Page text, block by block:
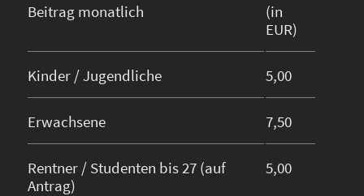
Beitrag monatlich
(in
EUR)
Kinder / Jugendliche 5,00
Erwachsene 7,50
Rentner / Studenten bis 27 (auf
Antrag)
5,00